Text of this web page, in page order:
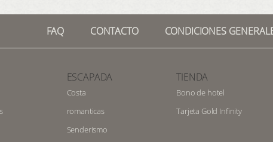
FAQ CONTACTO CONDICIONES
ESCAPADA
Costa
romanticas
Senderismo
TIENDA
Bono de hotel
Tarjeta Gold Infinity